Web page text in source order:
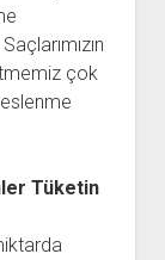
çok
Tüketin